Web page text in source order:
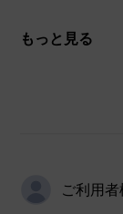
もっと見る
ご利用者